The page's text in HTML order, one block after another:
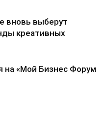
вновь выберут
креативных
на «Мой Бизнес Форум